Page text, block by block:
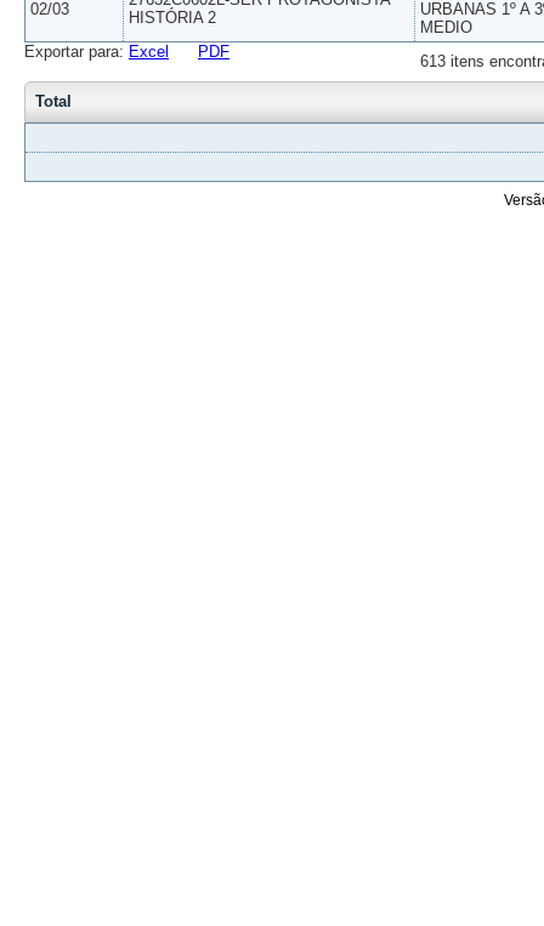
02/03
HISTÓRIA 2
URBANAS 1º A
MEDIO
613 itens
Exportar para: Excel PDF
Total